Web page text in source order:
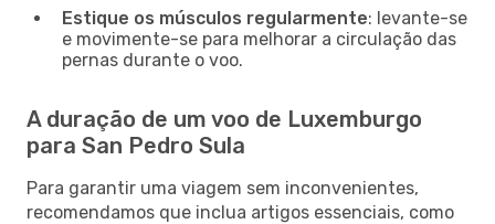
Estique os músculos regularmente: levante-se
e movimente-se para melhorar a circulação das
pernas durante o voo.
A duração de um voo de Luxemburgo
para San Pedro Sula
Para garantir uma viagem sem inconvenientes,
recomendamos que inclua artigos essenciais, como